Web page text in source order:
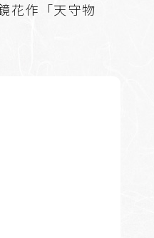
花作「天守物